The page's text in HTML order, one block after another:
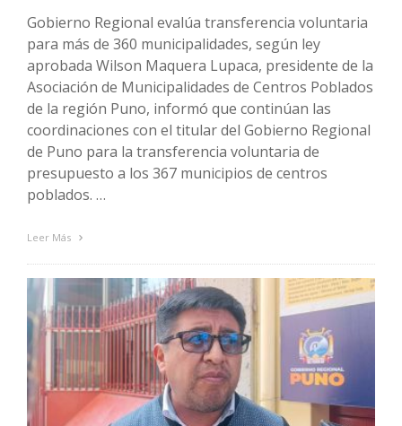
Gobierno Regional evalúa transferencia voluntaria
para más de 360 municipalidades, según ley
aprobada Wilson Maquera Lupaca, presidente de la
Asociación de Municipalidades de Centros Poblados
de la región Puno, informó que continúan las
coordinaciones con el titular del Gobierno Regional
de Puno para la transferencia voluntaria de
presupuesto a los 367 municipios de centros
poblados. …
Leer Más